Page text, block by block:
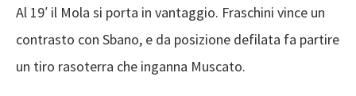
Al 19′ il Mola si porta in vantaggio. Fraschini vince un
contrasto con Sbano, e da posizione defilata fa partire
un tiro rasoterra che inganna Muscato.